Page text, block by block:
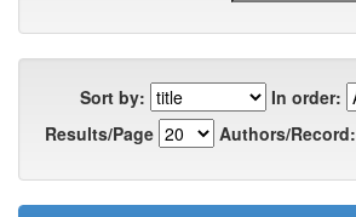
Sort by:
In order:
Results/Page
Authors/Record: